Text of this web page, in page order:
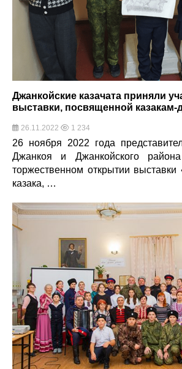
Джанкойские казачата приняли
выставки, посвященной
26.11.2022 1 234
26 ноября 2022 года
Джанкоя и Джанкойского
торжественном открытии выставки
казака, …